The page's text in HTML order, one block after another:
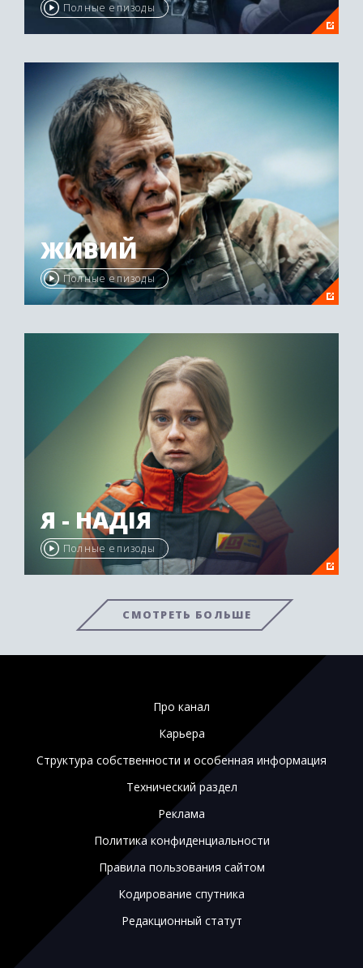
Полные епизоды
ЖИВИЙ
Полные епизоды
Я - НАДІЯ
Полные епизоды
СМОТРЕТЬ БОЛЬШЕ
Про канал
Карьера
Структура собственности и особенная информация
Технический раздел
Реклама
Политика конфиденциальности
Правила пользования сайтом
Кодирование спутника
Редакционный статут